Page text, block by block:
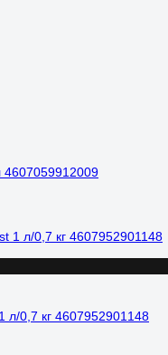
л/0,7 кг 4607952901148